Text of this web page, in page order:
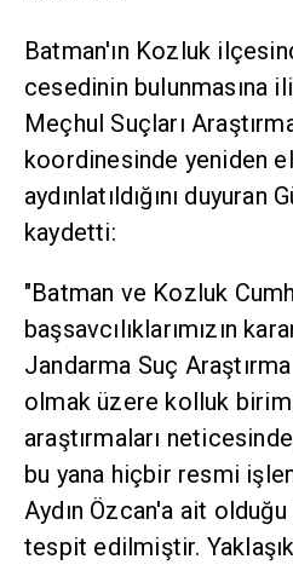
Batman'ın Kozluk
cesedinin bulunmasına
Meçhul Suçları
koordinesinde yeniden
aydınlatıldığını duyuran
kaydetti:
"Batman ve Kozluk
başsavcılıklarımızın
Jandarma Suç
olmak üzere kolluk
araştırmaları
bu yana hiçbir resmi
Aydın Özcan'a ait
tespit edilmiştir.